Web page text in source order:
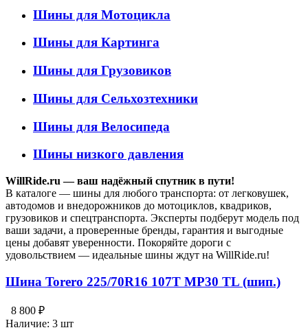
Шины для Мотоцикла
Шины для Картинга
Шины для Грузовиков
Шины для Сельхозтехники
Шины для Велосипеда
Шины низкого давления
WillRide.ru — ваш надёжный спутник в пути!
В каталоге — шины для любого транспорта: от легковушек,
автодомов и внедорожников до мотоциклов, квадриков,
грузовиков и спецтранспорта. Эксперты подберут модель под
ваши задачи, а проверенные бренды, гарантия и выгодные
цены добавят уверенности. Покоряйте дороги с
удовольствием — идеальные шины ждут на WillRide.ru!
Шина Torero 225/70R16 107T MP30 TL (шип.)
8 800 ₽
Наличие: 3 шт